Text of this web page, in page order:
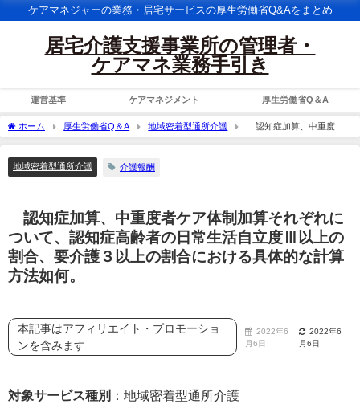
ケアマネジャーの業務・居宅サービスの厚生労働省Q&Aをまとめ
居宅介護支援事業所の管理者・
ケアマネ業務手引き
運営基準 ケアマネジメント 厚生労働省Q＆A
ホーム 厚生労働省Q＆A 地域密着型通所介護
認知症加算、中重度者
ケア体制加算それぞれについて、認知症高齢者の日常生活自立度Ⅲ以上の割合、要介
地域密着型通所介護
介護報酬
認知症加算、中重度者ケア体制加算それぞれに
ついて、認知症高齢者の日常生活自立度Ⅲ以上の
割合、要介護３以上の割合における具体的な計算
方法如何。
本記事はアフィリエイト・プロモーショ
ンを含みます
2022年6
月6日
2022年6
月6日
対象サービス種別 ：地域密着型通所介護